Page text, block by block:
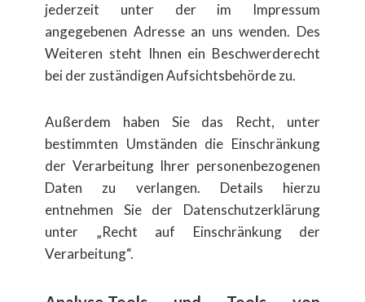
jederzeit unter der im Impressum
angegebenen Adresse an uns wenden. Des
Weiteren steht Ihnen ein Beschwerderecht
bei der zust​ändigen Aufsichtsbeh​örde zu.
Außerdem haben Sie das Recht, unter
bestimmten Umst​änden die Einschr​änkung
der Verarbeitung Ihrer personenbezogenen
Daten zu verlangen. Details hierzu
entnehmen Sie der Datenschutzerkl​ärung
unter „Recht auf Einschr​änkung der
Verarbeitung“.